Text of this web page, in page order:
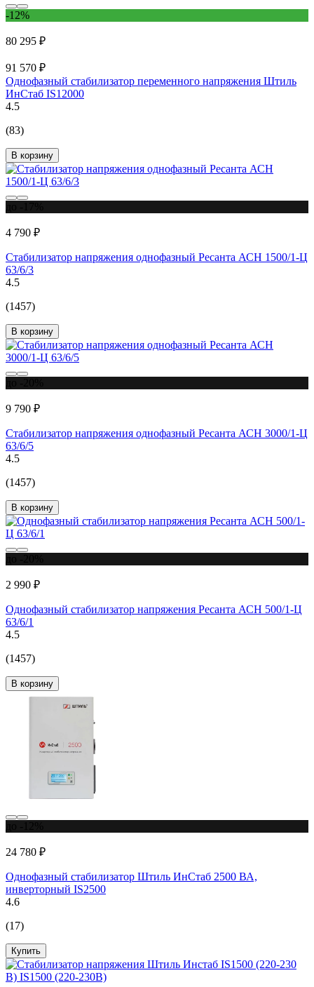
-12%
80 295 ₽
91 570 ₽
Однофазный стабилизатор переменного напряжения Штиль
ИнСтаб IS12000
4.5
(83)
В корзину
4 790 ₽
Стабилизатор напряжения однофазный Ресанта АСН 1500/1-Ц
63/6/3
4.5
(1457)
В корзину
9 790 ₽
Стабилизатор напряжения однофазный Ресанта АСН 3000/1-Ц
63/6/5
4.5
(1457)
В корзину
2 990 ₽
Однофазный стабилизатор напряжения Ресанта АСН 500/1-Ц
63/6/1
4.5
(1457)
В корзину
24 780 ₽
Однофазный стабилизатор Штиль ИнСтаб 2500 ВА,
инверторный IS2500
4.6
(17)
Купить